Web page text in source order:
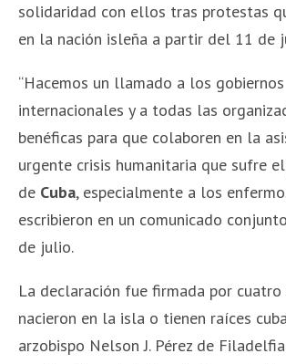
solidaridad con ellos tras protestas
en la nación isleña a partir del 11 de
“Hacemos un llamado a los gobiernos
internacionales y a todas las
benéficas para que colaboren en la
urgente crisis humanitaria que sufre
de Cuba, especialmente a los
escribieron en un comunicado
de julio.
La declaración fue firmada por cuatro
nacieron en la isla o tienen raíces
arzobispo Nelson J. Pérez de